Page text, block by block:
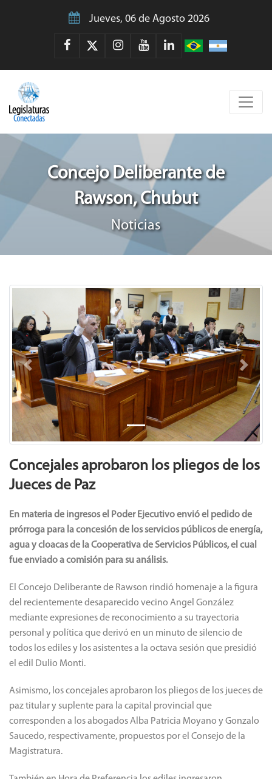
Jueves, 06 de Agosto 2026
Concejo Deliberante de
Rawson, Chubut
Noticias
Previous Next
Concejales aprobaron los pliegos de los
Jueces de Paz
En materia de ingresos el Poder Ejecutivo envió el pedido de
prórroga para la concesión de los servicios públicos de energía,
agua y cloacas de la Cooperativa de Servicios Públicos, el cual
fue enviado a comisión para su análisis.
El Concejo Deliberante de Rawson rindió homenaje a la figura
del recientemente desaparecido vecino Angel González
mediante expresiones de reconocimiento a su trayectoria
personal y política que derivó en un minuto de silencio de
todos los ediles y los asistentes a la octava sesión que presidió
el edil Dulio Monti.
Asimismo, los concejales aprobaron los pliegos de los jueces de
paz titular y suplente para la capital provincial que
corresponden a los abogados Alba Patricia Moyano y Gonzalo
Saucedo, respectivamente, propuestos por el Consejo de la
Magistratura.